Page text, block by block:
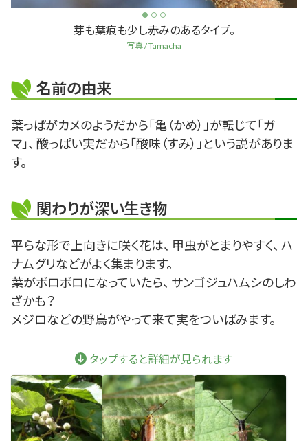
芽も葉痕も少し赤みのあるタイプ。
写真 / Tamacha
名前の由来
葉っぱがカメのようだから「亀（かめ）」が転じて「ガ
マ」、 酸っぱい実だから「酸味（すみ）」という説がありま
す。
関わりが深い生き物
平らな形で上向きに咲く花は、 甲虫がとまりやすく、 ハ
ナムグリなどがよく集まります。
葉がボロボロになっていたら、 サンゴジュハムシのしわ
ざかも？
メジロなどの野鳥がやって来て実をついばみます。
タップすると詳細が見られます